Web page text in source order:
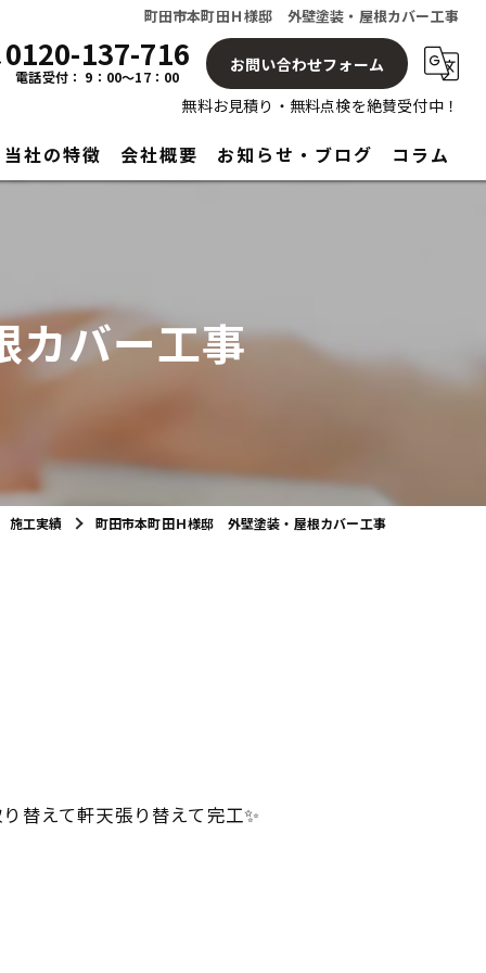
町田市本町田Ｈ様邸 外壁塗装・屋根カバー工事
0120-137-716
電話受付： 9：00～17：00
お問い合わせフォーム
無料お見積り・無料点検を絶賛受付中！
当社の特徴
見積もり
アフターサービス
会社概要 お知らせ・ブログ コラム
バー工事
施工実績 町田市本町田Ｈ様邸 外壁塗装・屋根カバー工事
替えて軒天張り替えて完工✨